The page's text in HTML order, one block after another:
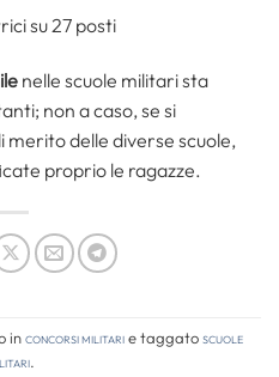
su 27 posti
nelle scuole militari sta
non a caso, se si
delle diverse scuole,
proprio le ragazze.
inConcorsi Militarie taggatoscuole
.